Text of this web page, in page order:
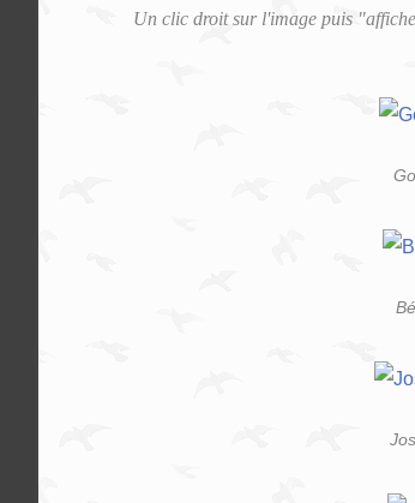
Un clic droit sur l'image puis